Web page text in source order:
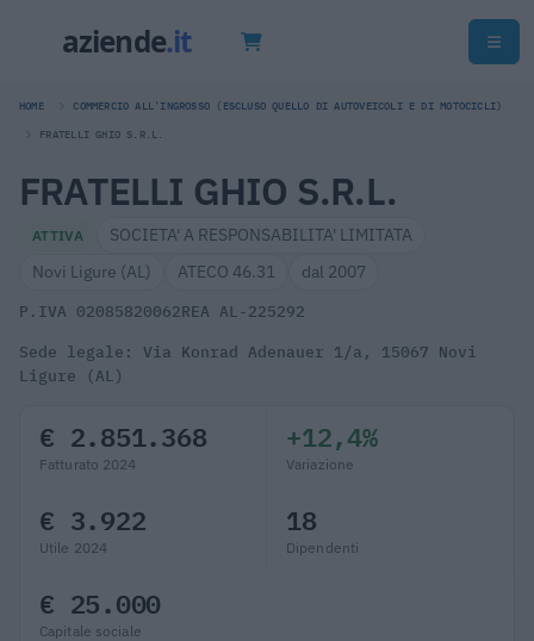
HOME COMMERCIO ALL'INGROSSO (ESCLUSO QUELLO DI AUTOVEICOLI E DI MOTOCICLI)
FRATELLI GHIO S.R.L.
FRATELLI GHIO S.R.L.
ATTIVA
SOCIETA' A RESPONSABILITA' LIMITATA
Novi Ligure (AL)
ATECO 46.31 dal 2007
P.IVA 02085820062REA AL-225292
Sede legale: Via Konrad Adenauer 1/a, 15067 Novi
Ligure (AL)
€ 2.851.368
Fatturato 2024
+12,4%
Variazione
€ 3.922
Utile 2024
18
Dipendenti
€ 25.000
Capitale sociale